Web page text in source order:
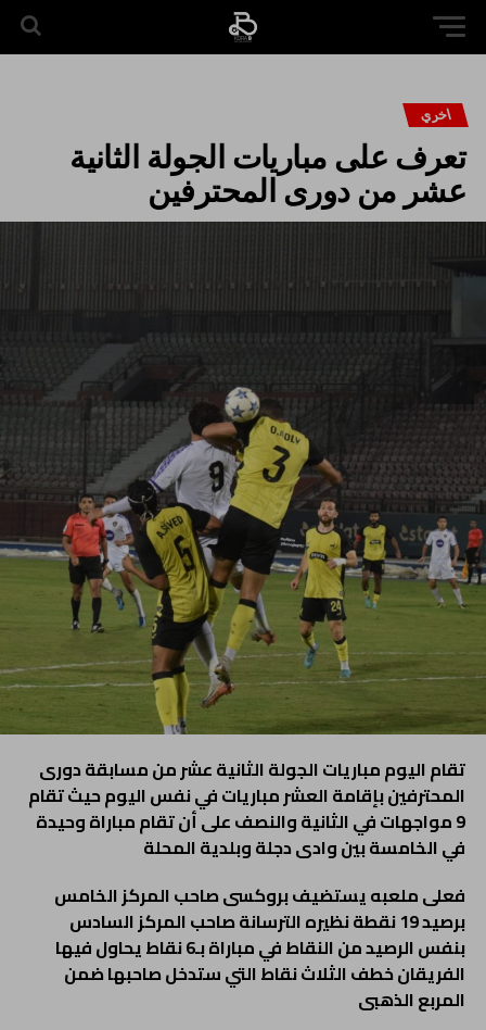
اخري
تعرف على مباريات الجولة الثانية
عشر من دورى المحترفين
تقام اليوم مباريات الجولة الثانية عشر من مسابقة دورى
المحترفين بإقامة العشر مباريات في نفس اليوم حيث تقام
9 مواجهات في الثانية والنصف على أن تقام مباراة وحيدة
في الخامسة بين وادى دجلة وبلدية المحلة
فعلى ملعبه يستضيف بروكسى صاحب المركز الخامس
برصيد 19 نقطة نظيره الترسانة صاحب المركز السادس
بنفس الرصيد من النقاط في مباراة بـ6 نقاط يحاول فيها
الفريقان خطف الثلاث نقاط التي ستدخل صاحبها ضمن
المربع الذهبى